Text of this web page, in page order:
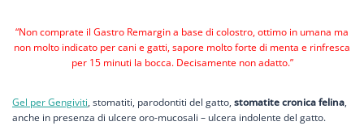
“Non comprate il Gastro Remargin a base di colostro, ottimo in umana ma
non molto indicato per cani e gatti, sapore molto forte di menta e rinfresca
per 15 minuti la bocca. Decisamente non adatto.”
Gel per Gengiviti, stomatiti, parodontiti del gatto, stomatite cronica felina,
anche in presenza di ulcere oro-mucosali – ulcera indolente del gatto.